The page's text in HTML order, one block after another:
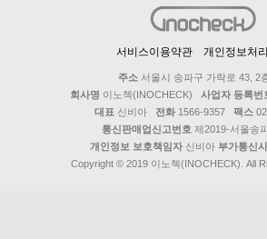
서비스이용약관 개인정보처
주소 서울시 송파구 가락로 43, 2
회사명 이노첵(INOCHECK) 사업자 등록번
대표 신비아 전화 1566-9357 팩스
통신판매업신고번호 제2019-서울송
개인정보 보호책임자신비아 부가통신
Copyright © 2019 이노첵(INOCHECK). All